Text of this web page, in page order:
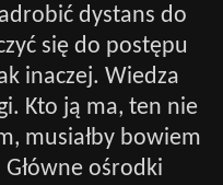
dystans do
się do postępu
inaczej. Wiedza
Kto ją ma, ten nie
musiałby bowiem
Główne ośrodki